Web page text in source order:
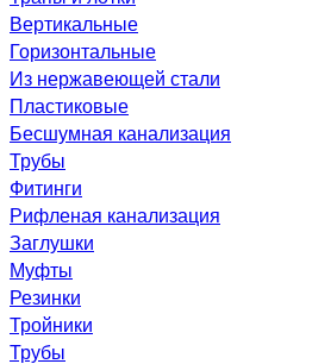
Вертикальные
Горизонтальные
Из нержавеющей стали
Пластиковые
Бесшумная канализация
Трубы
Фитинги
Рифленая канализация
Заглушки
Муфты
Резинки
Тройники
Трубы